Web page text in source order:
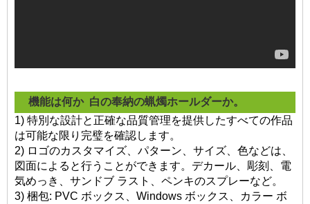
機能は何か 白の奉納の蝋燭ホールダーか。
1) 特別な設計と正確な品質管理を提供したすべての作品
は可能な限り完璧を確認します。
2) ロゴのカスタマイズ、パターン、サイズ、色などは、
図面によると行うことができます。デカール、彫刻、電
気めっき、サンドブ ラスト、ペンキのスプレーなど。
3) 梱包: PVC ボックス、Windows ボックス、カラー ボ